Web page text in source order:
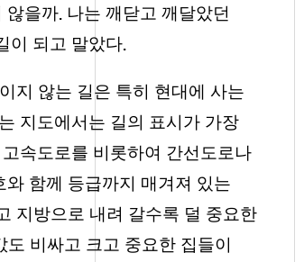
않을까.나는 깨닫고 깨달았던
이 되고 말았다.
지 않는 길은 특히 현대에 사는
지도에서는 길의 표시가 가장
속도로를 비롯하여 간선도로나
함께 등급까지 매겨져 있는
지방으로 내려 갈수록 덜 중요한
비싸고 크고 중요한 집들이